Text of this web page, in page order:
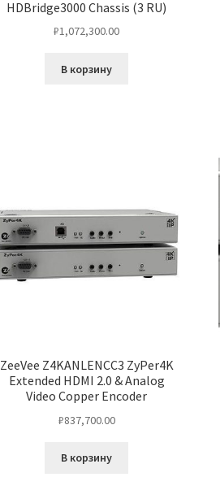
HDBridge3000 Chassis (3 RU)
₽1,072,300.00
В корзину
ZeeVee Z4KANLENCC3 ZyPer4K
Extended HDMI 2.0 & Analog
Video Copper Encoder
₽837,700.00
В корзину